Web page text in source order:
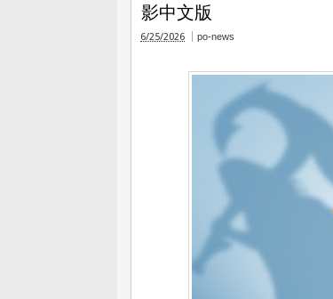
影中文版
6/25/2026 po-news